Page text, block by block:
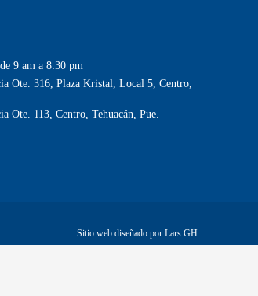
9 am a 8:30 pm
Ote. 316, Plaza Kristal, Local 5, Centro,
Ote. 113, Centro, Tehuacán, Pue.
Sitio web diseñado por Lars GH